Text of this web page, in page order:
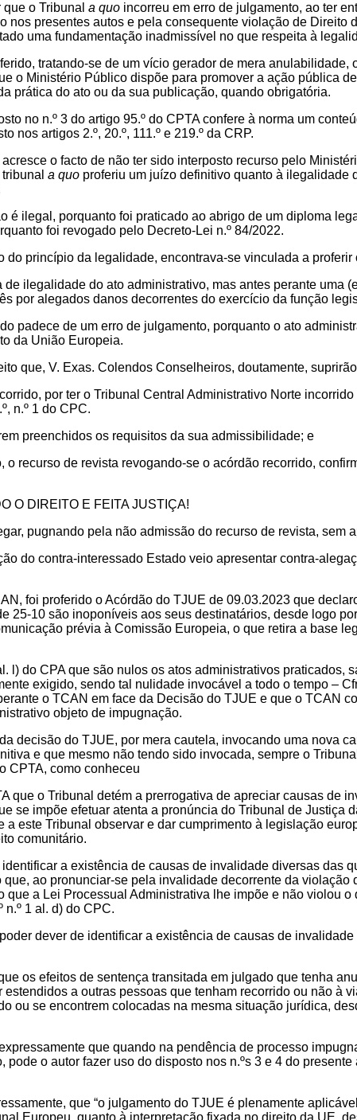
o Tribunal a quo incorreu em erro de julgamento, ao ter
nos presentes autos e pela consequente violação de Direito
uma fundamentação inadmissível no que respeita à
tratando-se de um vício gerador de mera anulabilidade,
o Ministério Público dispõe para promover a ação pública
prática do ato ou da sua publicação, quando obrigatória.
no n.º 3 do artigo 95.º do CPTA confere à norma um
nos artigos 2.º, 20.º, 111.º e 219.º da CRP.
o facto de não ter sido interposto recurso pelo
a quo proferiu um juízo definitivo quanto à ilegalidade
é ilegal, porquanto foi praticado ao abrigo de um diploma
foi revogado pelo Decreto-Lei n.º 84/2022.
do princípio da legalidade, encontrava-se vinculada a
de ilegalidade do ato administrativo, mas antes perante uma
por alegados danos decorrentes do exercício da função
padece de um erro de julgamento, porquanto o ato
da União Europeia.
que, V. Exas. Colendos Conselheiros, doutamente,
por ter o Tribunal Central Administrativo Norte
n.º 1 do CPC.
preenchidos os requisitos da sua admissibilidade; e
o recurso de revista revogando-se o acórdão recorrido,
O DIREITO E FEITA JUSTIÇA!
pugnando pela não admissão do recurso de revista, sem
do contra-interessado Estado veio apresentar contra-
foi proferido o Acórdão do TJUE de 09.03.2023 que
25-10 são inoponíveis aos seus destinatários, desde logo
prévia à Comissão Europeia, o que retira a base
l) do CPA que são nulos os atos administrativos praticados,
exigido, sendo tal nulidade invocável a todo o tempo –
o TCAN em face da Decisão do TJUE e que o TCAN
objeto de impugnação.
decisão do TJUE, por mera cautela, invocando uma nova
e que mesmo não tendo sido invocada, sempre o Tribunal
CPTA, como conheceu
que o Tribunal detém a prerrogativa de apreciar causas de
se impõe efetuar atenta a pronúncia do Tribunal de Justiça
a este Tribunal observar e dar cumprimento à legislação
comunitário.
a existência de causas de invalidade diversas das
ao pronunciar-se pela invalidade decorrente da violação
a Lei Processual Administrativa lhe impõe e não violou o
n.º 1 al. d) do CPC.
dever de identificar a existência de causas de
os efeitos de sentença transitada em julgado que tenha
a outras pessoas que tenham recorrido ou não à
ou se encontrem colocadas na mesma situação jurídica,
que quando na pendência de processo
pode o autor fazer uso do disposto nos n.ºs 3 e 4 do
que “o julgamento do TJUE é plenamente
Europeu, quanto à interpretação fixada no direito da UE,